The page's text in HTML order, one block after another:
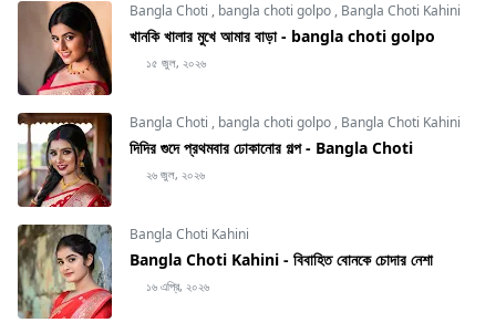
Bangla Choti , bangla choti golpo , Bangla Choti Kahini
খানকি খালার মুখে আমার বাড়া - bangla choti golpo
১৫ জুল, ২০২৬
Bangla Choti , bangla choti golpo , Bangla Choti Kahini
দিদির গুদে প্রথমবার ঢোকানোর গল্প - Bangla Choti
২৬ জুল, ২০২৬
Bangla Choti Kahini
Bangla Choti Kahini - বিবাহিত বোনকে চোদার নেশা
১৬ এপ্রি, ২০২৬